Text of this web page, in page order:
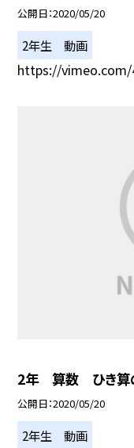
公開日 2020/05/20
2年生 動画
https://vimeo.com/
2年 算数 ひき算
公開日 2020/05/20
2年生 動画